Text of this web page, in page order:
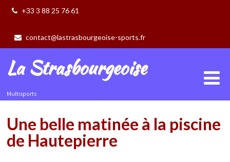
+33 3 88 25 76 61
contact@lastrasbourgeoise-sports.fr
La Strasbourgeoise
Multisports
Une belle matinée à la piscine
de Hautepierre